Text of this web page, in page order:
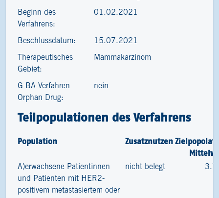
Beginn des
Verfahrens:
01.02.2021
Beschlussdatum: 15.07.2021
Therapeutisches
Gebiet:
Mammakarzinom
G-BA Verfahren
Orphan Drug:
nein
Teilpopulationen des Verfahrens
Population Zusatznutzen
A)erwachsene Patientinnen
und Patienten mit HER2-
positivem metastasiertem oder
nicht belegt